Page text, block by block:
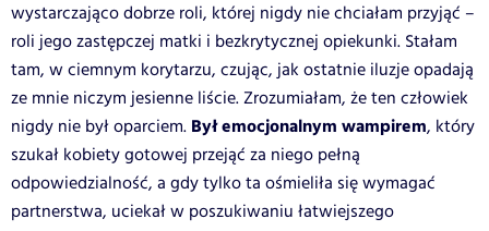
wystarczająco dobrze roli, której nigdy nie chciałam przyjąć –
roli jego zastępczej matki i bezkrytycznej opiekunki. Stałam
tam, w ciemnym korytarzu, czując, jak ostatnie iluzje opadają
ze mnie niczym jesienne liście. Zrozumiałam, że ten człowiek
nigdy nie był oparciem. Był emocjonalnym wampirem, który
szukał kobiety gotowej przejąć za niego pełną
odpowiedzialność, a gdy tylko ta ośmieliła się wymagać
partnerstwa, uciekał w poszukiwaniu łatwiejszego